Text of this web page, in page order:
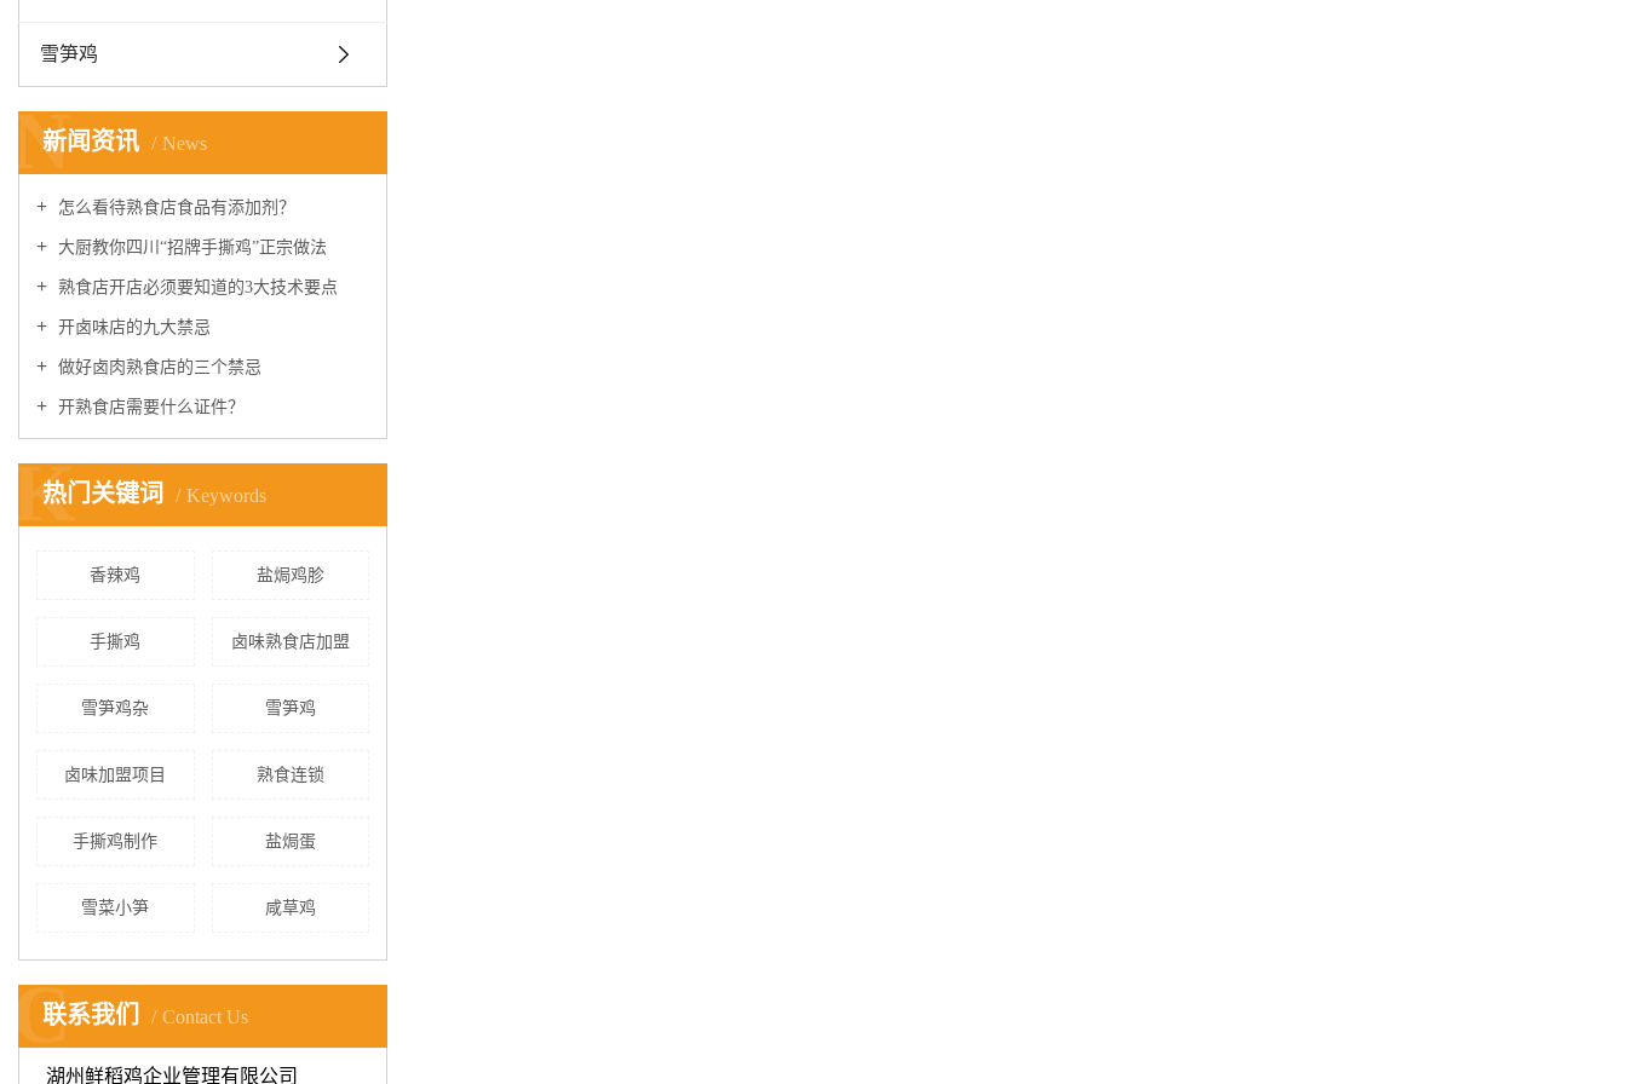
雪笋鸡
新闻资讯 News
N
怎么看待熟食店食品有添加剂？
大厨教你四川“招牌手撕鸡”正宗做法
熟食店开店必须要知道的3大技术要点
开卤味店的九大禁忌
做好卤肉熟食店的三个禁忌
开熟食店需要什么证件？
热门关键词 Keywords
K
香辣鸡 盐焗鸡胗
手撕鸡 卤味熟食店加盟
雪笋鸡杂 雪笋鸡
卤味加盟项目 熟食连锁
手撕鸡制作 盐焗蛋
雪菜小笋 咸草鸡
联系我们 Contact Us
C
湖州鲜稻鸡企业管理有限公司